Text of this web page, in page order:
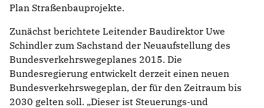
Plan Straßenbauprojekte.
Zunächst berichtete Leitender Baudirektor Uwe
Schindler zum Sachstand der Neuaufstellung des
Bundesverkehrswegeplanes 2015. Die
Bundesregierung entwickelt derzeit einen neuen
Bundesverkehrswegeplan, der für den Zeitraum bis
2030 gelten soll. „Dieser ist Steuerungs-und